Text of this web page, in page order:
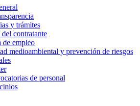
y trámites
contratante
de empleo
medioambiental y prevención de riesgos
de personal